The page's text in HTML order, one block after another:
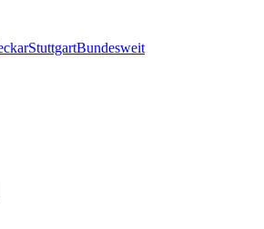
StuttgartBundesweit